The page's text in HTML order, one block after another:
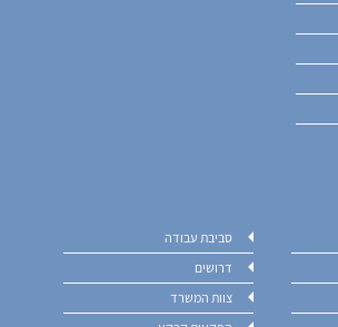
סביבת עבודה
דרושים
צוות המשרד